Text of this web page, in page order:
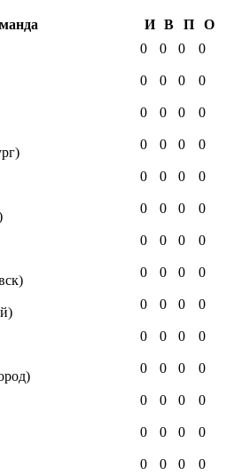
И В П
О
0 0 0 0
0 0 0 0
0 0 0 0
0 0 0 0
0 0 0 0
0 0 0 0
0 0 0 0
0 0 0 0
0 0 0 0
0 0 0 0
0 0 0 0
0 0 0 0
0 0 0 0
0 0 0 0